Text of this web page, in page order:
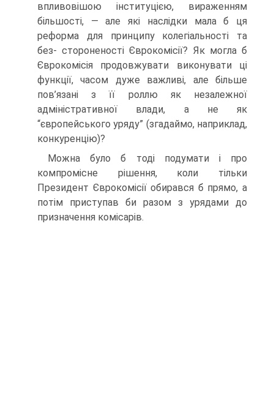
впливовішою інституцією, вираженням
більшості, — але які наслідки мала б ця
реформа для принципу колегіальності та
без- стороненості Єврокомісії? Як могла б
Єврокомісія продовжувати виконувати ці
функції, часом дуже важливі, але більше
пов’язані з її роллю як незалежної
адміністративної влади, а не як
“європейського уряду” (згадаймо, наприклад,
конкуренцію)?
Можна було б тоді подумати і про
компромісне рішення, коли тільки
Президент Єврокомісії обирався б прямо, а
потім приступав би разом з урядами до
призначення комісарів.